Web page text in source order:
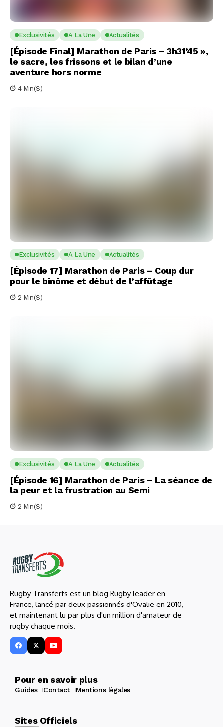
Exclusivités A La Une Actualités
[Épisode Final] Marathon de Paris – 3h31’45 »,
le sacre, les frissons et le bilan d’une
aventure hors norme
4 Min(s)
Exclusivités A La Une Actualités
[Épisode 17] Marathon de Paris – Coup dur
pour le binôme et début de l’affûtage
2 Min(s)
Exclusivités A La Une Actualités
[Épisode 16] Marathon de Paris – La séance de
la peur et la frustration au Semi
2 Min(s)
Rugby Transferts est un blog Rugby leader en
France, lancé par deux passionnés d'Ovalie en 2010,
et maintenant lu par plus d'un million d'amateur de
rugby chaque mois.
Pour en savoir plus
Guides Contact Mentions légales
Sites Officiels